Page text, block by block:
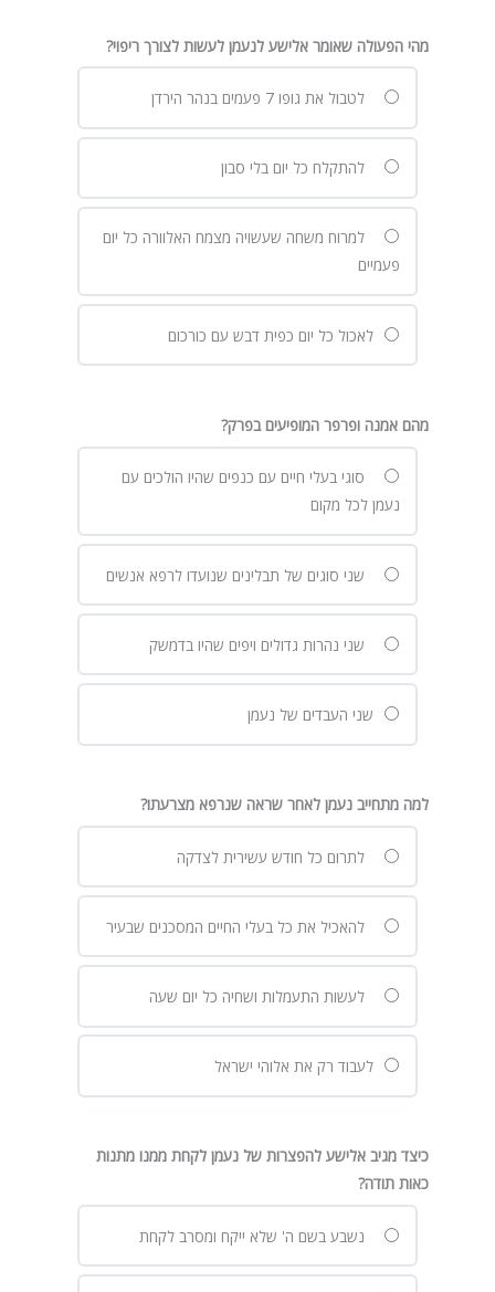
מהי הפעולה שאומר אלישע לנעמן לעשות לצורך ריפוי?
לטבול את גופו 7 פעמים בנהר הירדן
להתקלח כל יום בלי סבון
למרוח משחה שעשויה מצמח האלוורה כל יום
פעמיים
לאכול כל יום כפית דבש עם כורכום
מהם אמנה ופרפר המופיעים בפרק?
סוגי בעלי חיים עם כנפים שהיו הולכים עם
נעמן לכל מקום
שני סוגים של תבלינים שנועדו לרפא אנשים
שני נהרות גדולים ויפים שהיו בדמשק
שני העבדים של נעמן
למה מתחייב נעמן לאחר שראה שנרפא מצרעתו?
לתרום כל חודש עשירית לצדקה
להאכיל את כל בעלי החיים המסכנים שבעיר
לעשות התעמלות ושחיה כל יום שעה
לעבוד רק את אלוהי ישראל
כיצד מגיב אלישע להפצרות של נעמן לקחת ממנו מתנות
כאות תודה?
נשבע בשם ה' שלא ייקח ומסרב לקחת